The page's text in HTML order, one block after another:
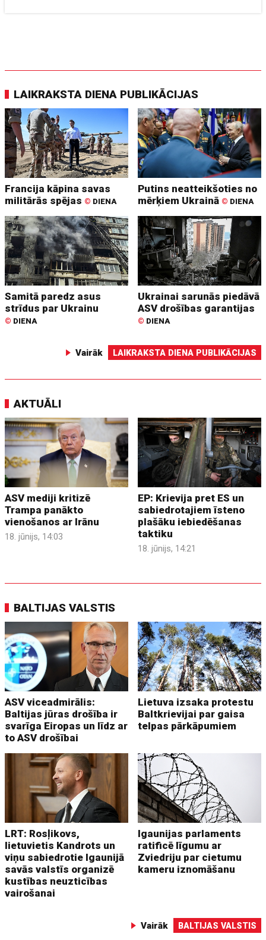
LAIKRAKSTA DIENA PUBLIKĀCIJAS
Francija kāpina savas
militārās spējas © DIENA
Putins neatteikšoties no
mērķiem Ukrainā © DIENA
Samitā paredz asus
strīdus par Ukrainu
© DIENA
Ukrainai sarunās piedāvā
ASV drošības garantijas
© DIENA
Vairāk LAIKRAKSTA DIENA PUBLIKĀCIJAS
AKTUĀLI
ASV mediji kritizē
Trampa panākto
vienošanos ar Irānu
18. jūnijs, 14:03
EP: Krievija pret ES un
sabiedrotajiem īsteno
plašāku iebiedēšanas
taktiku
18. jūnijs, 14:21
BALTIJAS VALSTIS
ASV viceadmirālis:
Baltijas jūras drošība ir
svarīga Eiropas un līdz ar
to ASV drošībai
Lietuva izsaka protestu
Baltkrievijai par gaisa
telpas pārkāpumiem
LRT: Rosļikovs,
lietuvietis Kandrots un
viņu sabiedrotie Igaunijā
savās valstīs organizē
kustības neuzticības
vairošanai
Igaunijas parlaments
ratificē līgumu ar
Zviedriju par cietumu
kameru iznomāšanu
Vairāk BALTIJAS VALSTIS